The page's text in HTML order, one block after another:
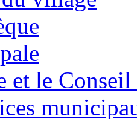
et le